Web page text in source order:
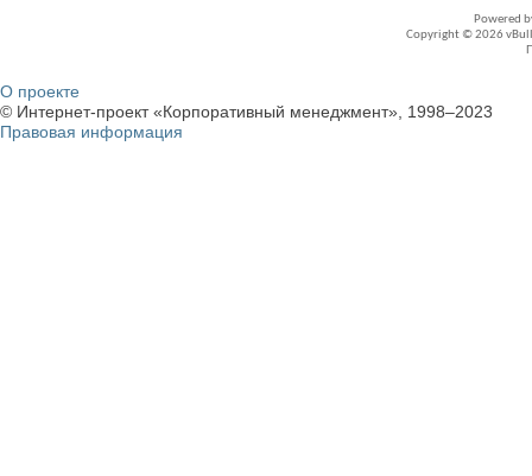
Powered
Copyright © 2026
О проекте
© Интернет-проект «Корпоративный менеджмент», 1998–2023
Правовая информация